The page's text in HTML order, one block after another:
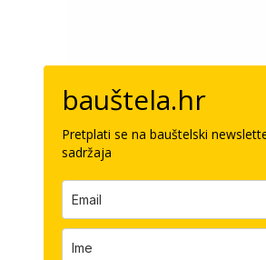
bauštela.hr
Pretplati se na bauštelski
sadržaja